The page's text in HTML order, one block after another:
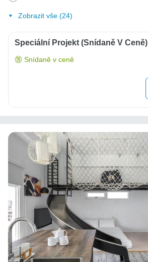
Zobrazit vše (24)
Speciální Projekt (snídaně V Ceně)
Snídaně v ceně